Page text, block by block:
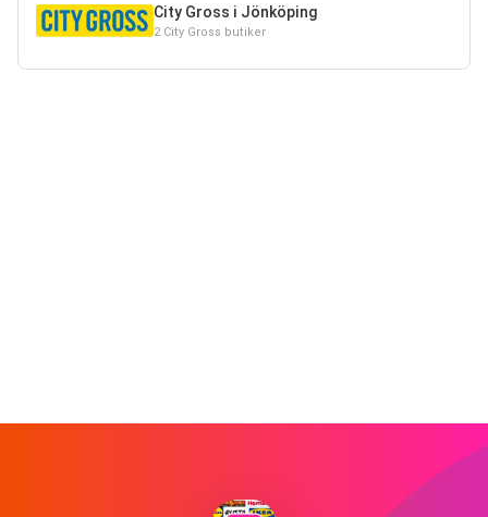
City Gross i Jönköping
2 City Gross butiker